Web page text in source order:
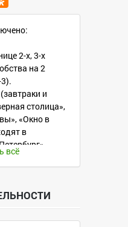
2-х, 3-х
на 2
и
столица»,
«Окно в
в
всё